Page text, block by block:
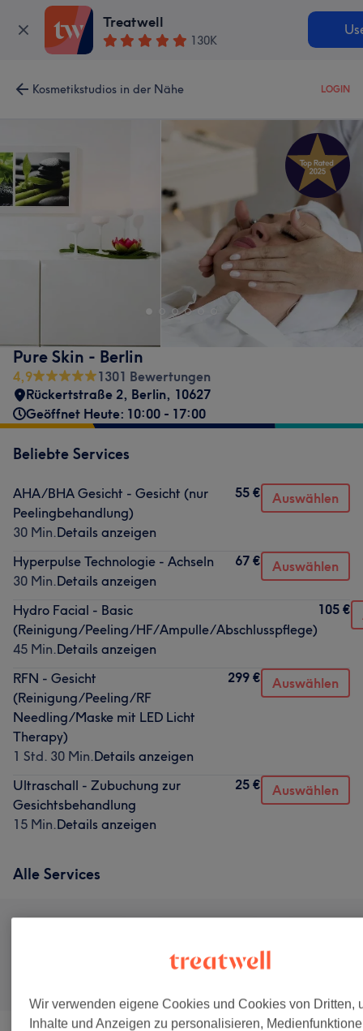
Treatwell
130K
Kosmetikstudios in der Nähe LOGIN
Pure Skin - Berlin
4,9
1301 Bewertungen
Rückertstraße 2, Berlin, 10627
Geöffnet Heute: 10:00 - 17:00
Beliebte Services
AHA/BHA Gesicht - Gesicht (nur
Peelingbehandlung)
30 Min.Details anzeigen
55 € Auswählen
Hyperpulse Technologie - Achseln
30 Min.Details anzeigen
67 € Auswählen
Hydro Facial - Basic
(Reinigung/Peeling/HF/Ampulle/Abschlusspflege)
45 Min.Details anzeigen
105 €
RFN - Gesicht
(Reinigung/Peeling/RF
Needling/Maske mit LED Licht
Therapy)
1 Std. 30 Min.Details anzeigen
299 € Auswählen
Ultraschall - Zubuchung zur
Gesichtsbehandlung
15 Min.Details anzeigen
25 € Auswählen
Alle Services
Haarentfernung
Wir verwenden eigene Cookies und Cookies von Dritten,
Inhalte und Anzeigen zu personalisieren,